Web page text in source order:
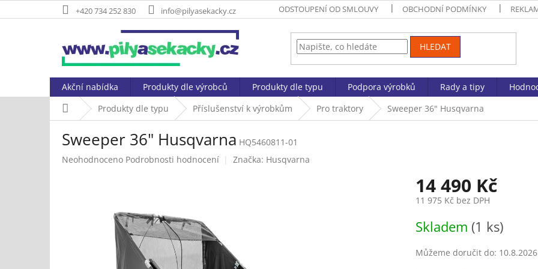
na
+420 734 252 830 info@pilyasekacky.cz ODSTOUPENÍ OD SMLOUVY OBCHODNÍ PODMÍNKY
HLEDAT
Akční nabídka Produkty dle výrobců Produkty dle typu Podpora výrobků Rady a tipy
Domů Produkty dle typu Příslušenství k výrobkům Pro traktory Sweeper 36" Husqvarna
Sweeper 36" Husqvarna HQ5460811-01
Průměrné
Neohodnoceno Podrobnosti hodnocení Značka: Husqvarna
14 490 Kč
11 975 Kč bez DPH
cena:
Skladem (1 ks)
Můžeme doručit do: 10.8.2026